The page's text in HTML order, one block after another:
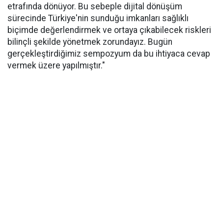
etrafında dönüyor. Bu sebeple dijital dönüşüm
sürecinde Türkiye'nin sunduğu imkanları sağlıklı
biçimde değerlendirmek ve ortaya çıkabilecek riskleri
bilinçli şekilde yönetmek zorundayız. Bugün
gerçekleştirdiğimiz sempozyum da bu ihtiyaca cevap
vermek üzere yapılmıştır."